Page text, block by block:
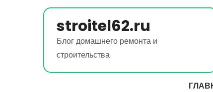
stroitel62.ru
Блог домашнего ремонта и
строительства